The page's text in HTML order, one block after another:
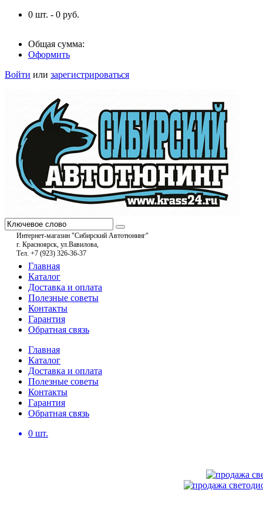
0 шт. - 0 руб.
Общая сумма:
Оформить
Войти или зарегистрироваться
Интернет-магазин "Сибирский Автотюнинг"
г. Красноярск, ул.Вавилова,
Тел. +7 (923) 326-36-37
Главная
Каталог
Доставка и оплата
Полезные советы
Контакты
Гарантия
Обратная связь
Главная
Каталог
Доставка и оплата
Полезные советы
Контакты
Гарантия
Обратная связь
0 шт.